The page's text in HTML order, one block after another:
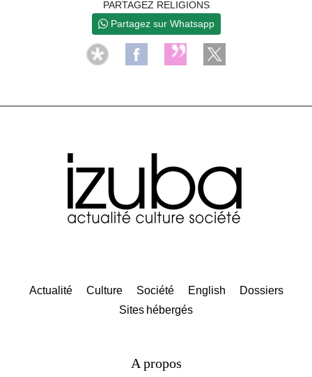
PARTAGEZ RELIGIONS
Partagez sur Whatsapp
Actualité Culture Société English
Dossiers
Sites hébergés
A propos